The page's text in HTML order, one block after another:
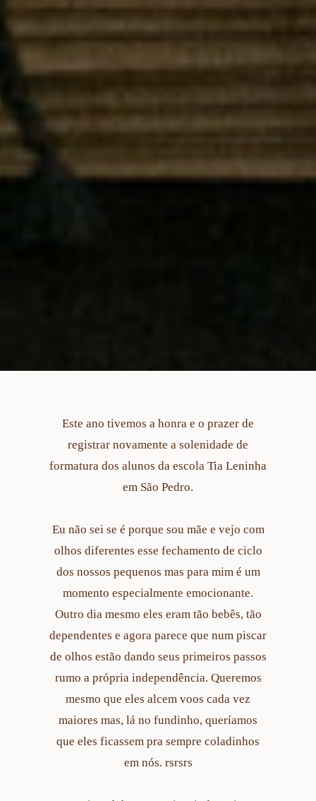
Este ano tivemos a honra e o prazer de
registrar novamente a solenidade de
formatura dos alunos da escola Tia Leninha
em São Pedro.
Eu não sei se é porque sou mãe e vejo com
olhos diferentes esse fechamento de ciclo
dos nossos pequenos mas para mim é um
momento especialmente emocionante.
Outro dia mesmo eles eram tão bebês, tão
dependentes e agora parece que num piscar
de olhos estão dando seus primeiros passos
rumo a própria independência. Queremos
mesmo que eles alcem voos cada vez
maiores mas, lá no fundinho, queríamos
que eles ficassem pra sempre coladinhos
em nós. rsrsrs